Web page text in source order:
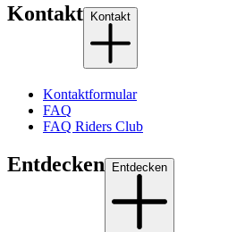
Kontakt Kontakt
Kontaktformular
FAQ
FAQ Riders Club
Entdecken Entdecken